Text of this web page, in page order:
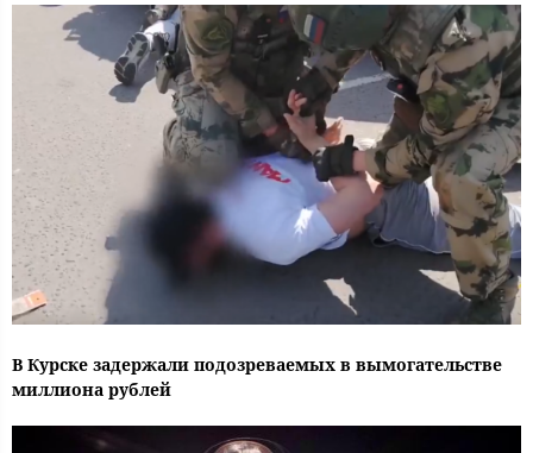
В Курске задержали подозреваемых в вымогательстве
миллиона рублей